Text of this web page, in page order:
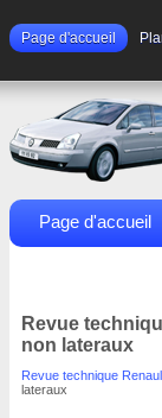
Page d'accueil
Page d'accueil
Revue
non lateraux
Revue technique
lateraux